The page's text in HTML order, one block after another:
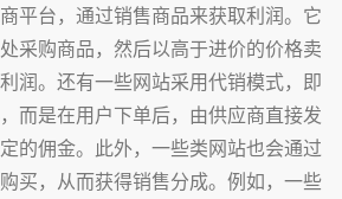
平台，通过销售商品来获取利润。它
采购商品，然后以高于进价的价格卖
润。还有一些网站采用代销模式，即
而是在用户下单后，由供应商直接发
的佣金。此外，一些类网站也会通过
买，从而获得销售分成。例如，一些